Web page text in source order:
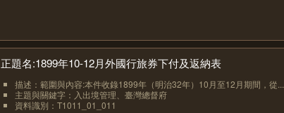
正題名:1899年10-12月外國行旅券下付及返納表
描述：範圍與內容:本件收錄1899年（明治32年）10月至12月期間，從...
主題與關鍵字：入出境管理、臺灣總督府
資料識別：T1011_01_011